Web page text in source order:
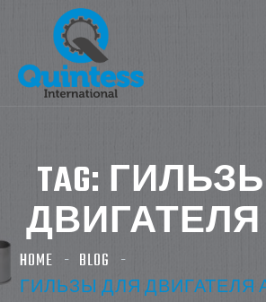
TAG:
HOME
BLOG
ГИЛЬЗЫ ДЛЯ ДВИГАТЕЛЯ